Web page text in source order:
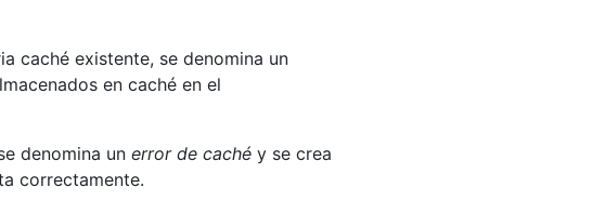
caché existente, se denomina un
en caché en el
denomina un error de cachéy se crea
correctamente.